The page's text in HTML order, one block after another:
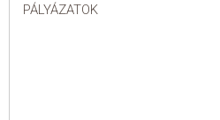
PÁLYÁZATOK